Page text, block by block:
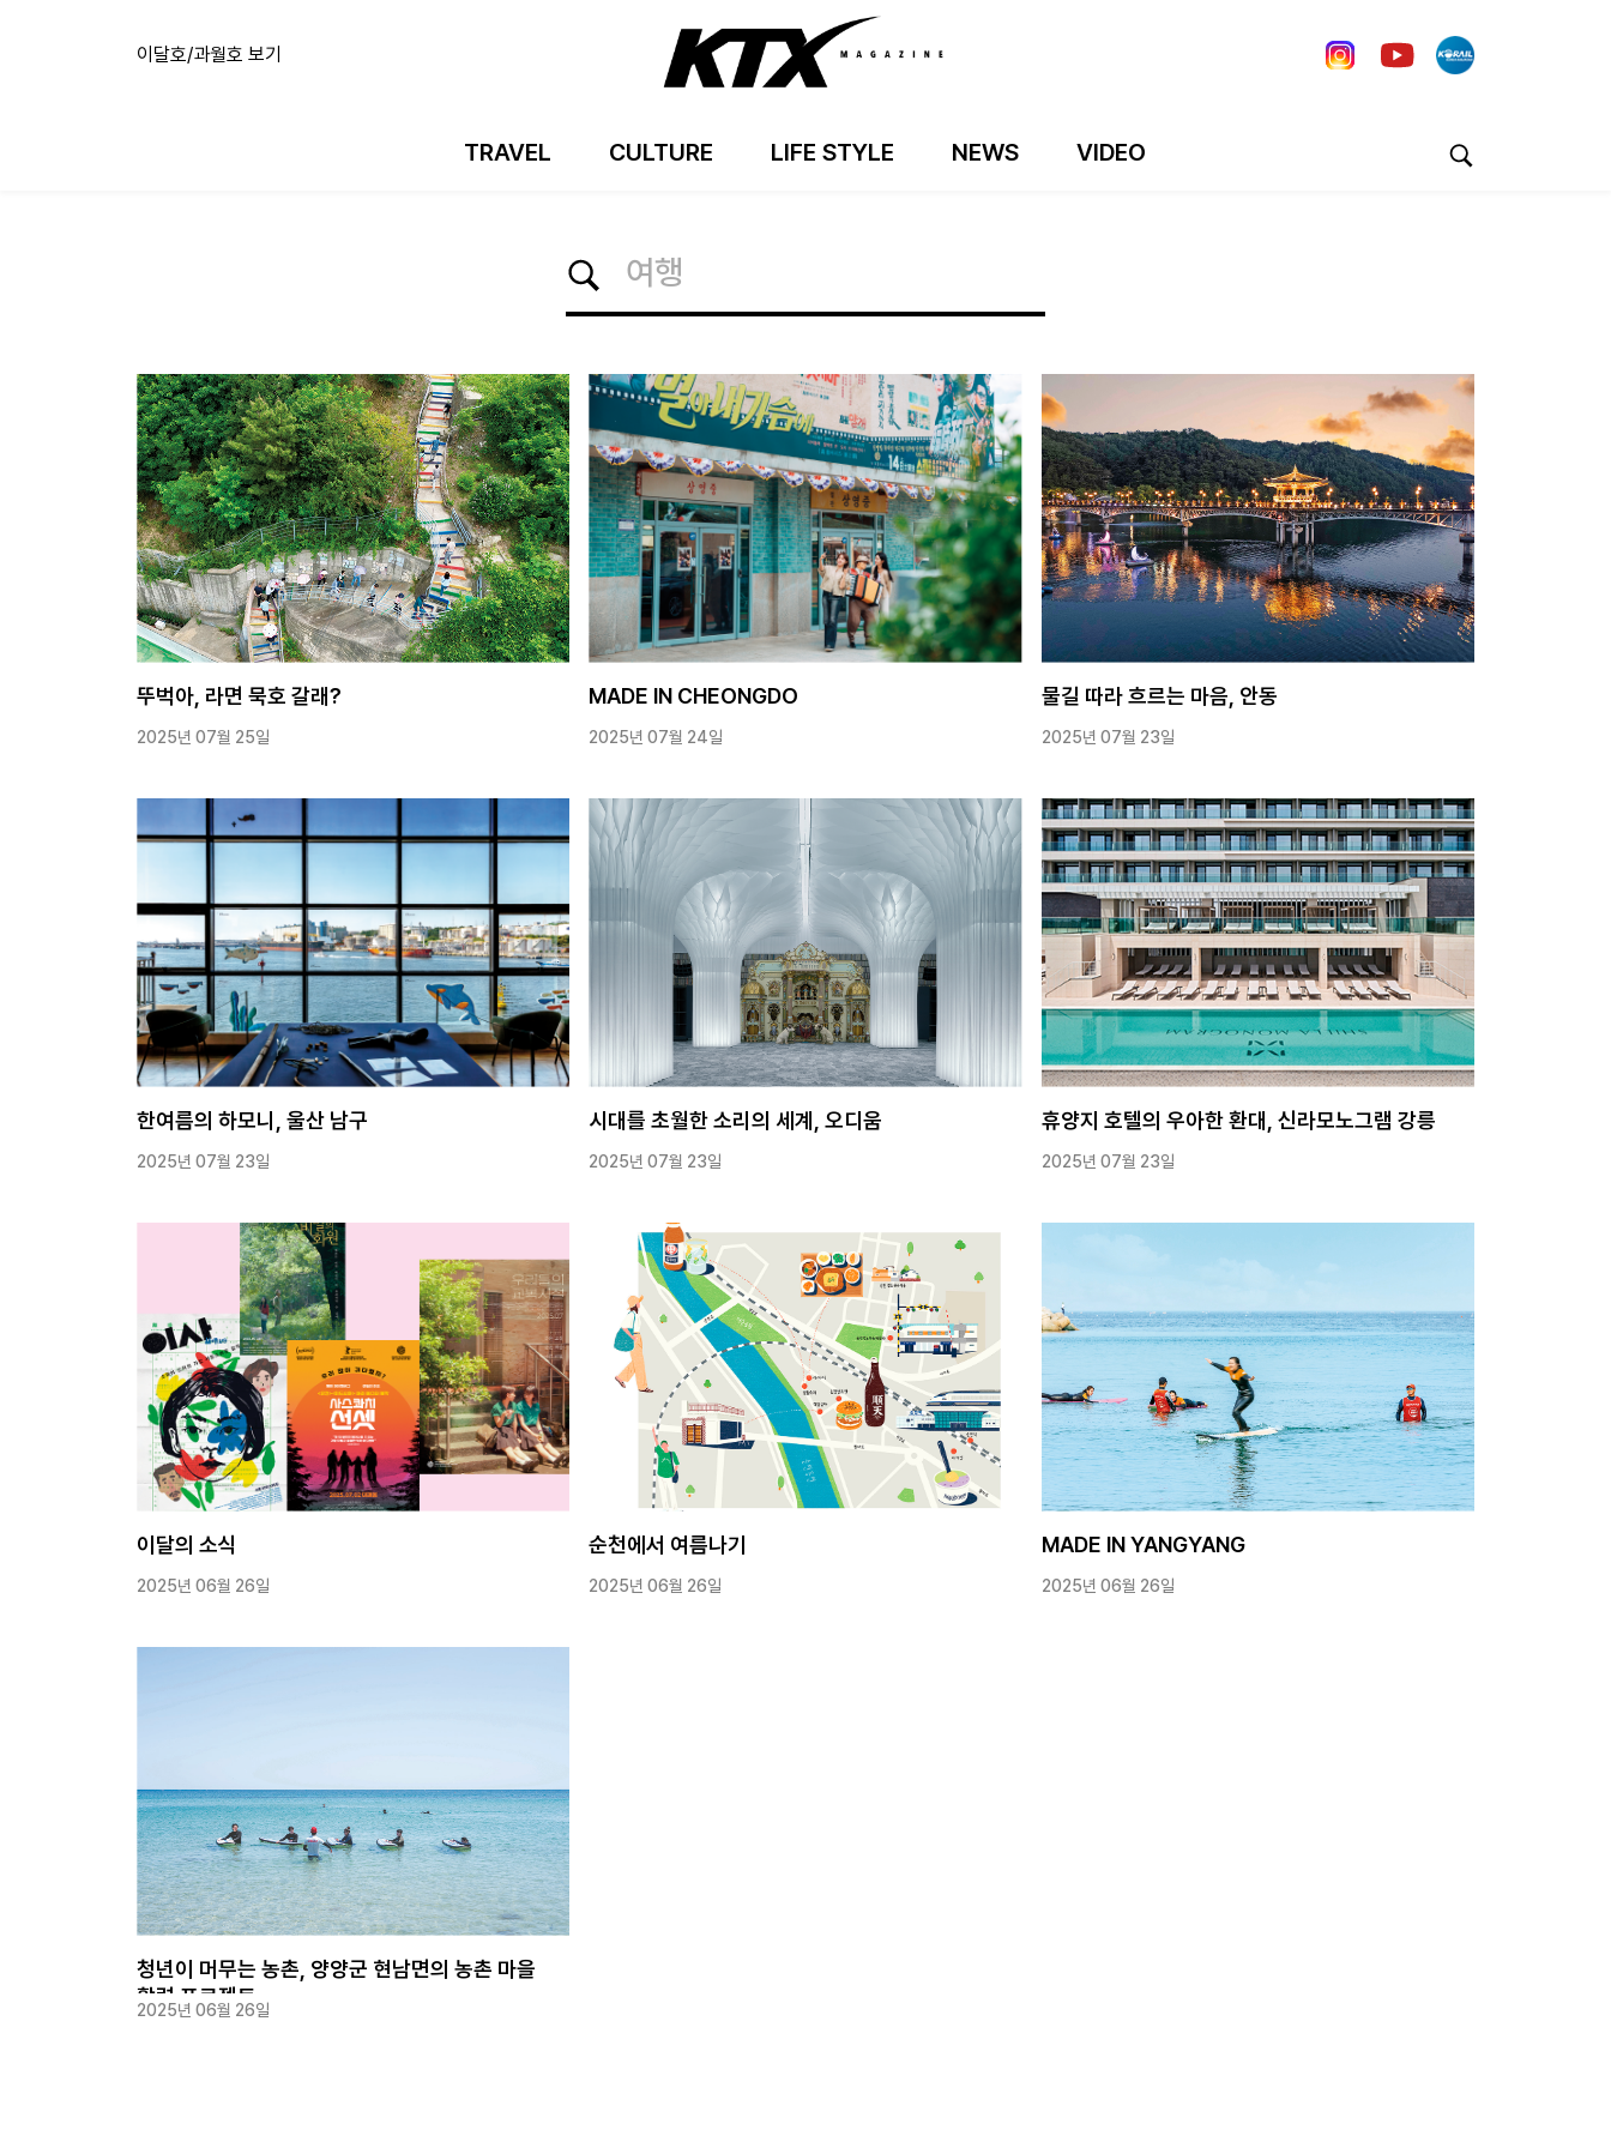
이달호/과월호 보기
TRAVEL CULTURE LIFE STYLE NEWS VIDEO
뚜벅아, 라면 묵호 갈래?
2025년 07월 25일
MADE IN CHEONGDO
2025년 07월 24일
물길 따라 흐르는 마음, 안동
2025년 07월 23일
한여름의 하모니, 울산 남구
2025년 07월 23일
시대를 초월한 소리의 세계, 오디움
2025년 07월 23일
휴양지 호텔의 우아한 환대, 신라모노그램 강릉
2025년 07월 23일
이달의 소식
2025년 06월 26일
순천에서 여름나기
2025년 06월 26일
MADE IN YANGYANG
2025년 06월 26일
청년이 머무는 농촌, 양양군 현남면의 농촌 마을
활력 프로젝트
2025년 06월 26일